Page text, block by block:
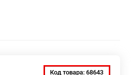
Код товара:68643